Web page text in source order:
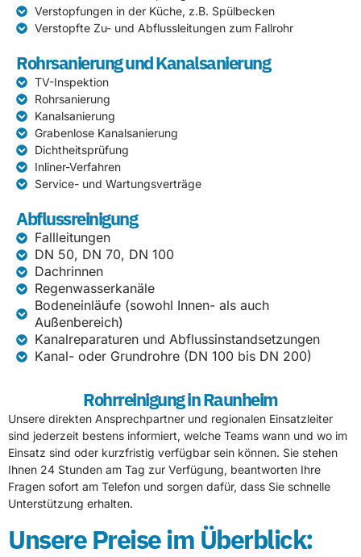
Verstopfungen in der Küche, z.B. Spülbecken
Verstopfte Zu- und Abflussleitungen zum Fallrohr
Rohrsanierung und Kanalsanierung
TV-Inspektion
Rohrsanierung
Kanalsanierung
Grabenlose Kanalsanierung
Dichtheitsprüfung
Inliner-Verfahren
Service- und Wartungsverträge
Abflussreinigung
Fallleitungen
DN 50, DN 70, DN 100
Dachrinnen
Regenwasserkanäle
Bodeneinläufe (sowohl Innen- als auch
Außenbereich)
Kanalreparaturen und Abflussinstandsetzungen
Kanal- oder Grundrohre (DN 100 bis DN 200)
Rohrreinigung in Raunheim
Unsere direkten Ansprechpartner und regionalen Einsatzleiter
sind jederzeit bestens informiert, welche Teams wann und wo im
Einsatz sind oder kurzfristig verfügbar sein können. Sie stehen
Ihnen 24 Stunden am Tag zur Verfügung, beantworten Ihre
Fragen sofort am Telefon und sorgen dafür, dass Sie schnelle
Unterstützung erhalten.
Unsere Preise im Überblick: